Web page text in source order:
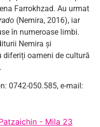
Farrokhzad. Au urmat
(Nemira, 2016), iar
în numeroase limbi.
Nemira și
diferiți oameni de cultură
.
0742-050.585, e-mail:
- Mila 23